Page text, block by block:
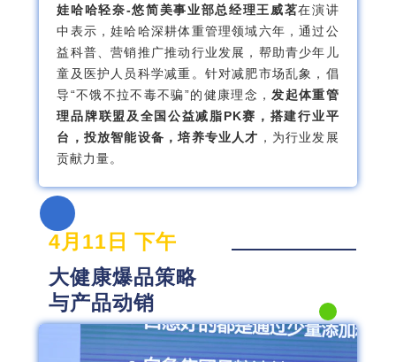
娃哈哈轻奈-悠简美事业部总经理王威茗在演讲
中表示，娃哈哈深耕体重管理领域六年，通过公
益科普、营销推广推动行业发展，帮助青少年儿
童及医护人员科学减重。针对减肥市场乱象，倡
导“不饿不拉不毒不骗”的健康理念，发起体重管
理品牌联盟及全国公益减脂PK赛，搭建行业平
台，投放智能设备，培养专业人才 ，为行业发展
贡献力量。
4月11日 下午
大健康爆品策略
与产品动销